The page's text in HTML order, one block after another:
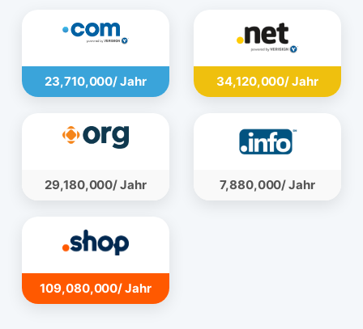
23,710,000/ Jahr 34,120,000/ Jahr
29,180,000/ Jahr 7,880,000/ Jahr
109,080,000/ Jahr